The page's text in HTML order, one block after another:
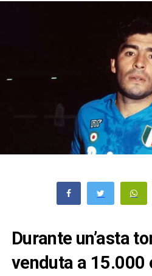
Durante un’asta
venduta a 15.000